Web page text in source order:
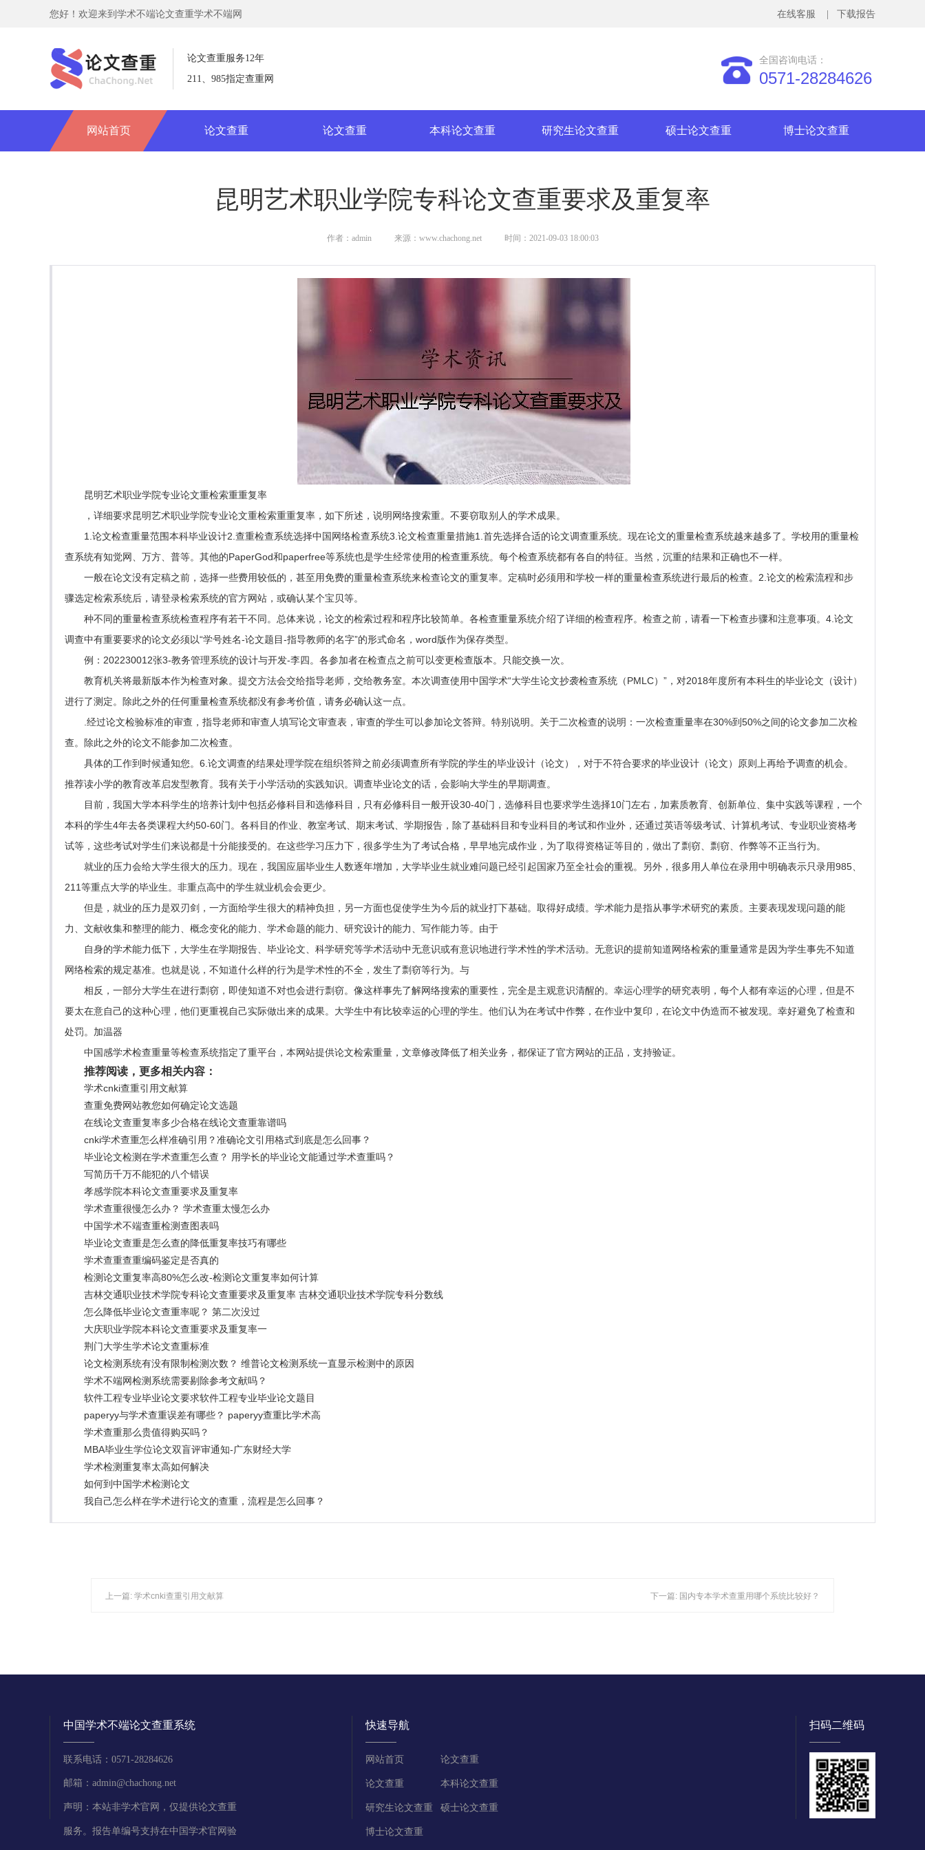
您好！欢迎来到学术不端论文查重学术不端网
网站首页 论文查重 论文查重 本科论文查重 研究生论文查重 硕士论文查重 博士论文查重
论文查重服务12年
211、985指定查重网
全国咨询电话：
0571-28284626
| 下载报告
在线客服
昆明艺术职业学院专科论文查重要求及重复率
作者：admin 来源：www.chachong.net 时间：2021-09-03 18:00:03
昆明艺术职业学院专业论文重检索重重复率
，详细要求昆明艺术职业学院专业论文重检索重重复率，如下所述，说明网络搜索重。不要窃取别人的学术成果。
1.论文检查重量范围本科毕业设计2.查重检查系统选择中国网络检查系统3.论文检查重量措施1.首先选择合适的论文调查重系统。现在论文的重量检查系统越来越多了。学校用的重量检
查系统有知觉网、万方、普等。其他的PaperGod和paperfree等系统也是学生经常使用的检查重系统。每个检查系统都有各自的特征。当然，沉重的结果和正确也不一样。
一般在论文没有定稿之前，选择一些费用较低的，甚至用免费的重量检查系统来检查论文的重复率。定稿时必须用和学校一样的重量检查系统进行最后的检查。2.论文的检索流程和步
骤选定检索系统后，请登录检索系统的官方网站，或确认某个宝贝等。
种不同的重量检查系统检查程序有若干不同。总体来说，论文的检索过程和程序比较简单。各检查重量系统介绍了详细的检查程序。检查之前，请看一下检查步骤和注意事项。4.论文
调查中有重要要求的论文必须以“学号姓名-论文题目-指导教师的名字”的形式命名，word版作为保存类型。
例：202230012张3-教务管理系统的设计与开发-李四。各参加者在检查点之前可以变更检查版本。只能交换一次。
教育机关将最新版本作为检查对象。提交方法会交给指导老师，交给教务室。本次调查使用中国学术“大学生论文抄袭检查系统（PMLC）”，对2018年度所有本科生的毕业论文（设计）
进行了测定。除此之外的任何重量检查系统都没有参考价值，请务必确认这一点。
.经过论文检验标准的审查，指导老师和审查人填写论文审查表，审查的学生可以参加论文答辩。特别说明。关于二次检查的说明：一次检查重量率在30%到50%之间的论文参加二次检
查。除此之外的论文不能参加二次检查。
具体的工作到时候通知您。6.论文调查的结果处理学院在组织答辩之前必须调查所有学院的学生的毕业设计（论文），对于不符合要求的毕业设计（论文）原则上再给予调查的机会。
推荐读小学的教育改革启发型教育。我有关于小学活动的实践知识。调查毕业论文的话，会影响大学生的早期调查。
目前，我国大学本科学生的培养计划中包括必修科目和选修科目，只有必修科目一般开设30-40门，选修科目也要求学生选择10门左右，加素质教育、创新单位、集中实践等课程，一个
本科的学生4年去各类课程大约50-60门。各科目的作业、教室考试、期末考试、学期报告，除了基础科目和专业科目的考试和作业外，还通过英语等级考试、计算机考试、专业职业资格考
试等，这些考试对学生们来说都是十分能接受的。在这些学习压力下，很多学生为了考试合格，早早地完成作业，为了取得资格证等目的，做出了剽窃、剽窃、作弊等不正当行为。
就业的压力会给大学生很大的压力。现在，我国应届毕业生人数逐年增加，大学毕业生就业难问题已经引起国家乃至全社会的重视。另外，很多用人单位在录用中明确表示只录用985、
211等重点大学的毕业生。非重点高中的学生就业机会会更少。
但是，就业的压力是双刃剑，一方面给学生很大的精神负担，另一方面也促使学生为今后的就业打下基础。取得好成绩。学术能力是指从事学术研究的素质。主要表现发现问题的能
力、文献收集和整理的能力、概念变化的能力、学术命题的能力、研究设计的能力、写作能力等。由于
自身的学术能力低下，大学生在学期报告、毕业论文、科学研究等学术活动中无意识或有意识地进行学术性的学术活动。无意识的提前知道网络检索的重量通常是因为学生事先不知道
网络检索的规定基准。也就是说，不知道什么样的行为是学术性的不全，发生了剽窃等行为。与
相反，一部分大学生在进行剽窃，即使知道不对也会进行剽窃。像这样事先了解网络搜索的重要性，完全是主观意识清醒的。幸运心理学的研究表明，每个人都有幸运的心理，但是不
要太在意自己的这种心理，他们更重视自己实际做出来的成果。大学生中有比较幸运的心理的学生。他们认为在考试中作弊，在作业中复印，在论文中伪造而不被发现。幸好避免了检查和
处罚。加温器
中国感学术检查重量等检查系统指定了重平台，本网站提供论文检索重量，文章修改降低了相关业务，都保证了官方网站的正品，支持验证。
推荐阅读，更多相关内容：
学术cnki查重引用文献算
查重免费网站教您如何确定论文选题
在线论文查重复率多少合格在线论文查重靠谱吗
cnki学术查重怎么样准确引用？准确论文引用格式到底是怎么回事？
毕业论文检测在学术查重怎么查？ 用学长的毕业论文能通过学术查重吗？
写简历千万不能犯的八个错误
孝感学院本科论文查重要求及重复率
学术查重很慢怎么办？ 学术查重太慢怎么办
中国学术不端查重检测查图表吗
毕业论文查重是怎么查的降低重复率技巧有哪些
学术查重查重编码鉴定是否真的
检测论文重复率高80%怎么改-检测论文重复率如何计算
吉林交通职业技术学院专科论文查重要求及重复率 吉林交通职业技术学院专科分数线
怎么降低毕业论文查重率呢？ 第二次没过
大庆职业学院本科论文查重要求及重复率一
荆门大学生学术论文查重标准
论文检测系统有没有限制检测次数？ 维普论文检测系统一直显示检测中的原因
学术不端网检测系统需要剔除参考文献吗？
软件工程专业毕业论文要求软件工程专业毕业论文题目
paperyy与学术查重误差有哪些？ paperyy查重比学术高
学术查重那么贵值得购买吗？
MBA毕业生学位论文双盲评审通知-广东财经大学
学术检测重复率太高如何解决
如何到中国学术检测论文
我自己怎么样在学术进行论文的查重，流程是怎么回事？
上一篇: 学术cnki查重引用文献算 下一篇: 国内专本学术查重用哪个系统比较好？
中国学术不端论文查重系统
联系电话：0571-28284626
邮箱：admin@chachong.net
声明：本站非学术官网，仅提供论文查重
服务。报告单编号支持在中国学术官网验
快速导航 扫码二维码
网站首页 论文查重
论文查重 本科论文查重
研究生论文查重 硕士论文查重
博士论文查重